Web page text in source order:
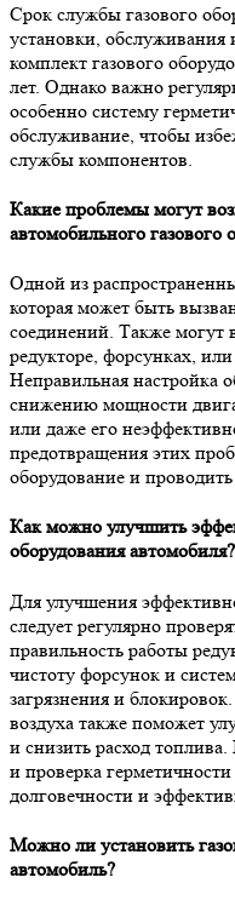
Срок службы газового
установки,
комплект газового
лет. Однако важно
особенно систему
обслуживание, чтобы
службы компонентов.
Какие проблемы могут
автомобильного газового
Одной из
которая может быть
соединений. Также могут
редукторе, форсунках,
Неправильная настройка
снижению мощности
или даже его
предотвращения этих
оборудование и
Как можно улучшить
оборудования автомобиля?
Для улучшения
следует регулярно
правильность работы
чистоту форсунок и
загрязнения и
воздуха также поможет
и снизить расход топлива.
и проверка
долговечности и
Можно ли установить
автомобиль?